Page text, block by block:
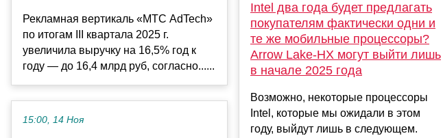
Рекламная вертикаль «МТС AdTech»
по итогам III квартала 2025 г.
увеличила выручку на 16,5% год к
году — до 16,4 млрд руб, согласно......
15:00, 14 Ноя
Intel два года будет предлагать
покупателям фактически одни и
те же мобильные процессоры?
Arrow Lake-HX могут выйти лишь
в начале 2025 года
Возможно, некоторые процессоры
Intel, которые мы ожидали в этом
году, выйдут лишь в следующем.